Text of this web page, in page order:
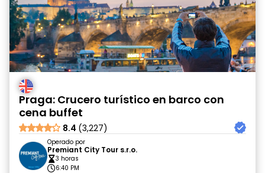
Praga: Crucero turístico en barco con
cena buffet
8.4 (3,227)
Operado por
Premiant City Tour s.r.o.
3 horas
6:40 PM